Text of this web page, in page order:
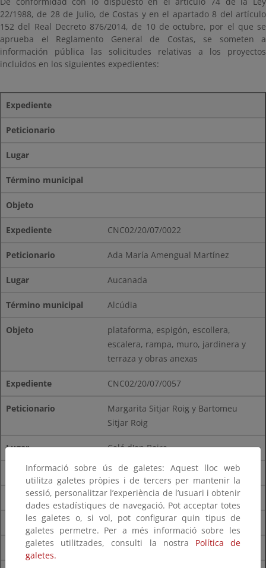
22/1988, de 28 de Julio, de Costas y en el apartado 8 del artículo
152 del Real Decreto 876/2014, de 10 de octubre, por el que se
aprueba el Reglamento General de Costas, se someten a
información pública las solicitudes relativas a los proyectos
incluidos en los siguientes expedientes:
Expediente
Peticionario
Lugar
Término municipal
Objeto
CNC02/20/07/0022
Ada María Amengual Martínez
Aucanada
Alcúdia
plataforma, espigón, escollera,
escalera, rampa, muro, jardinera y
terraza y obras anexas
CNC02/20/07/0057
Margarita Sitjar Roig y Bartomeu
Sitjar Roig
Caló d'en Boira
Santanyí
muelle de hormigón
CNC02/20/07/0063
Ajuntament Calvià
Informació sobre ús de galetes: Aquest lloc web
utilitza galetes pròpies i de tercers per mantenir la
sessió, personalitzar l’experiència de l’usuari i obtenir
dades estadístiques de navegació. Pot acceptar totes
les galetes o, si vol, pot configurar quin tipus de
galetes permetre. Per a més informació sobre les
galetes utilitzades, consulti la nostra Política de
galetes.